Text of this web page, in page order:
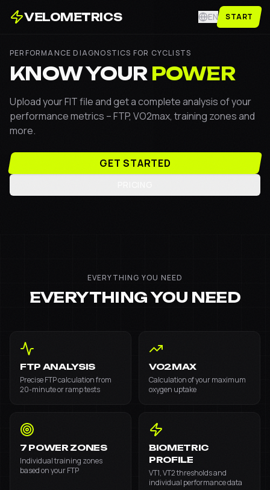
VELOMETRICS EN START
PERFORMANCE DIAGNOSTICS FOR CYCLISTS
KNOW YOUR POWER
Upload your FIT file and get a complete analysis of your
performance metrics – FTP, VO2max, training zones and
more.
GET STARTED
EVERYTHING YOU NEED
EVERYTHING YOU NEED
FTP ANALYSIS
Precise FTP calculation from
20-minute or ramp tests
VO2MAX
Calculation of your maximum
oxygen uptake
7 POWER ZONES
Individual training zones
based on your FTP
BIOMETRIC
PROFILE
VT1, VT2 thresholds and
individual performance data